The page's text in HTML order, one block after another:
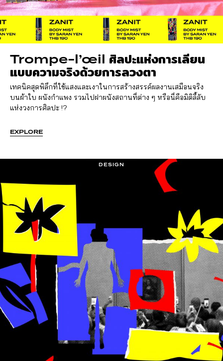
Trompe-l’œil ศิลปะแห่งการเลียน
แบบความจริงด้วยการลวงตา
เทคนิคสุดพิลึกที่ใช้แสงและเงาในการสร้างสรรค์ผลงานเสมือนจริง
บนผ้าใบ ผนังกำแพง รวมไปฝาผนังสถานที่ต่าง ๆ หรือนี่คือมิติลี้ลับ
แห่งวงการศิลปะ !?
EXPLORE
DESIGN